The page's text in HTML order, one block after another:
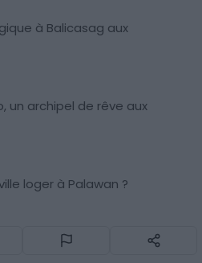
à Balicasag aux
un archipel de rêve aux
loger à Palawan ?